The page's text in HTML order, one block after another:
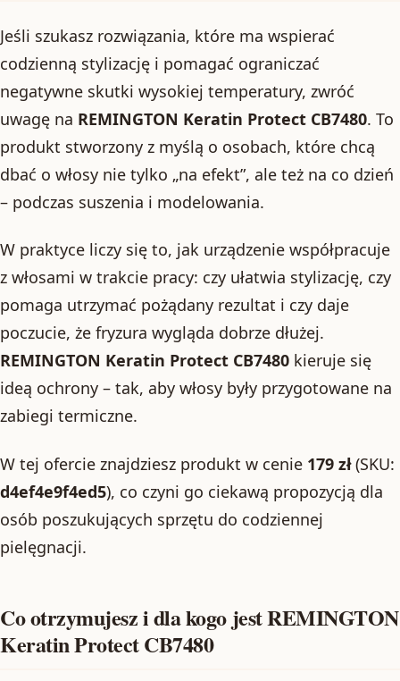
Jeśli szukasz rozwiązania, które ma wspierać
codzienną stylizację i pomagać ograniczać
negatywne skutki wysokiej temperatury, zwróć
uwagę na REMINGTON Keratin Protect CB7480. To
produkt stworzony z myślą o osobach, które chcą
dbać o włosy nie tylko „na efekt”, ale też na co dzień
– podczas suszenia i modelowania.
W praktyce liczy się to, jak urządzenie współpracuje
z włosami w trakcie pracy: czy ułatwia stylizację, czy
pomaga utrzymać pożądany rezultat i czy daje
poczucie, że fryzura wygląda dobrze dłużej.
REMINGTON Keratin Protect CB7480 kieruje się
ideą ochrony – tak, aby włosy były przygotowane na
zabiegi termiczne.
W tej ofercie znajdziesz produkt w cenie 179 zł(SKU:
d4ef4e9f4ed5), co czyni go ciekawą propozycją dla
osób poszukujących sprzętu do codziennej
pielęgnacji.
Co otrzymujesz i dla kogo jest REMINGTON
Keratin Protect CB7480